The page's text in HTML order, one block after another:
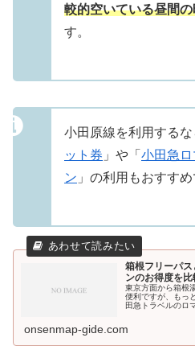
較的空いている昼間
す。
小田原線を利用するな
ット券 」や「 小田急
ン 」の利用もおすすめ
箱根フリーパ
ンのお得度を比
東京方面から箱根
便利ですが、もっ
田急トラベルのロ
onsenmap-gide.com